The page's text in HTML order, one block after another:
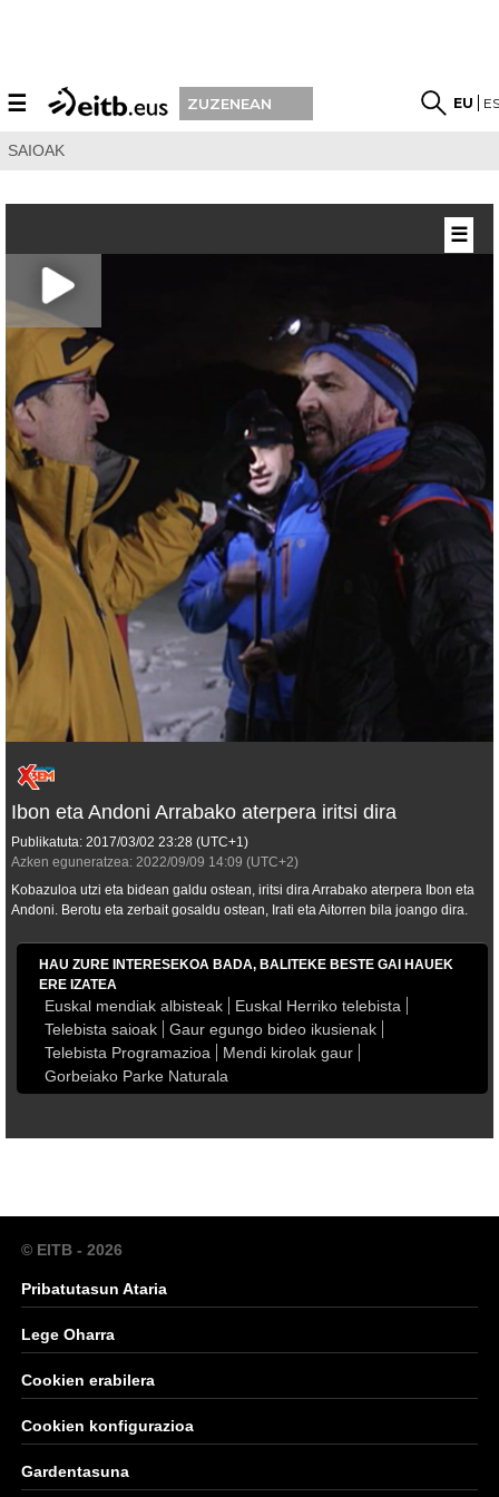
☰ ZUZENEAN EU
SAIOAK
Ibon eta Andoni Arrabako aterpera iritsi dira
Publikatuta: 2017/03/02 23:28 (UTC+1)
Azken eguneratzea: 2022/09/09 14:09 (UTC+2)
Kobazuloa utzi eta bidean galdu ostean, iritsi dira Arrabako aterpera Ibon eta
Andoni. Berotu eta zerbait gosaldu ostean, Irati eta Aitorren bila joango dira.
HAU ZURE INTERESEKOA BADA, BALITEKE BESTE GAI HAUEK
ERE IZATEA
Euskal mendiak albisteak
Euskal Herriko telebista
Telebista saioak
Gaur egungo bideo ikusienak
Telebista Programazioa
Mendi kirolak gaur
Gorbeiako Parke Naturala
☰
© EITB - 2026
Pribatutasun Ataria
Lege Oharra
Cookien erabilera
Cookien konfigurazioa
Gardentasuna